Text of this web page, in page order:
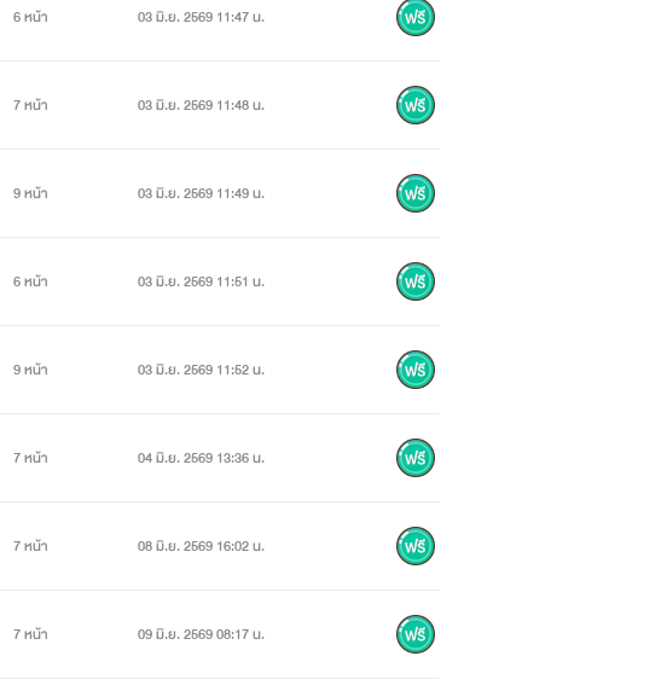
6 หน้า 03 มิ.ย. 2569 11:47 น.
7 หน้า 03 มิ.ย. 2569 11:48 น.
9 หน้า 03 มิ.ย. 2569 11:49 น.
6 หน้า 03 มิ.ย. 2569 11:51 น.
9 หน้า 03 มิ.ย. 2569 11:52 น.
7 หน้า 04 มิ.ย. 2569 13:36 น.
7 หน้า 08 มิ.ย. 2569 16:02 น.
7 หน้า 09 มิ.ย. 2569 08:17 น.